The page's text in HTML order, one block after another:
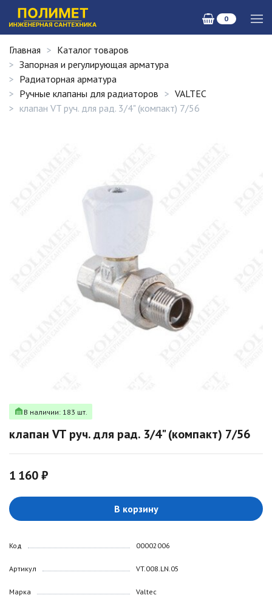
0
Главная
Каталог товаров
Запорная и регулирующая арматура
Радиаторная арматура
Ручные клапаны для радиаторов
VALTEC
клапан VT руч. для рад. 3/4" (компакт) 7/56
В наличии: 183 шт.
клапан VT руч. для рад. 3/4" (компакт) 7/56
1 160 ₽
В корзину
Код
Артикул
Марка
00002006
VT.008.LN.05
Valtec